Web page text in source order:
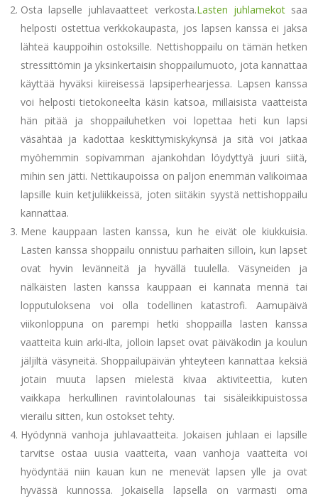
Osta lapselle juhlavaatteet verkosta.Lasten juhlamekotsaa
helposti ostettua verkkokaupasta, jos lapsen kanssa ei jaksa
lähteä kauppoihin ostoksille. Nettishoppailu on tämän hetken
stressittömin ja yksinkertaisin shoppailumuoto, jota kannattaa
käyttää hyväksi kiireisessä lapsiperhearjessa. Lapsen kanssa
voi helposti tietokoneelta käsin katsoa, millaisista vaatteista
hän pitää ja shoppailuhetken voi lopettaa heti kun lapsi
väsähtää ja kadottaa keskittymiskykynsä ja sitä voi jatkaa
myöhemmin sopivamman ajankohdan löydyttyä juuri siitä,
mihin sen jätti. Nettikaupoissa on paljon enemmän valikoimaa
lapsille kuin ketjuliikkeissä, joten siitäkin syystä nettishoppailu
kannattaa.
Mene kauppaan lasten kanssa, kun he eivät ole kiukkuisia.
Lasten kanssa shoppailu onnistuu parhaiten silloin, kun lapset
ovat hyvin levänneitä ja hyvällä tuulella. Väsyneiden ja
nälkäisten lasten kanssa kauppaan ei kannata mennä tai
lopputuloksena voi olla todellinen katastrofi. Aamupäivä
viikonloppuna on parempi hetki shoppailla lasten kanssa
vaatteita kuin arki-ilta, jolloin lapset ovat päiväkodin ja koulun
jäljiltä väsyneitä. Shoppailupäivän yhteyteen kannattaa keksiä
jotain muuta lapsen mielestä kivaa aktiviteettia, kuten
vaikkapa herkullinen ravintolalounas tai sisäleikkipuistossa
vierailu sitten, kun ostokset tehty.
Hyödynnä vanhoja juhlavaatteita. Jokaisen juhlaan ei lapsille
tarvitse ostaa uusia vaatteita, vaan vanhoja vaatteita voi
hyödyntää niin kauan kun ne menevät lapsen ylle ja ovat
hyvässä kunnossa. Jokaisella lapsella on varmasti oma